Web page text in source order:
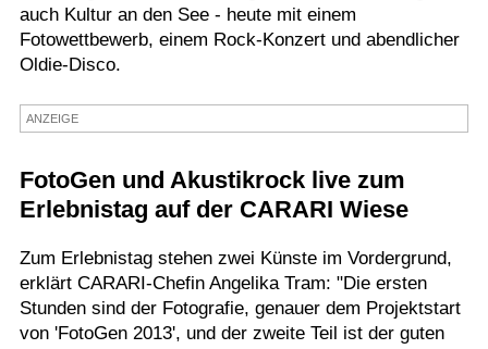
Sport
auch Kultur an den See - heute mit einem
Fotowettbewerb, einem Rock-Konzert und abendlicher
Oldie-Disco.
ANZEIGE
FotoGen und Akustikrock live zum
Erlebnistag auf der CARARI Wiese
Zum Erlebnistag stehen zwei Künste im Vordergrund,
erklärt CARARI-Chefin Angelika Tram: "Die ersten
Stunden sind der Fotografie, genauer dem Projektstart
von 'FotoGen 2013', und der zweite Teil ist der guten